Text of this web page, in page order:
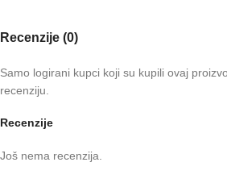
Recenzije (0)
Recenzije
Još nema recenzija.
Samo logirani kupci koji su kupili ovaj
recenziju.